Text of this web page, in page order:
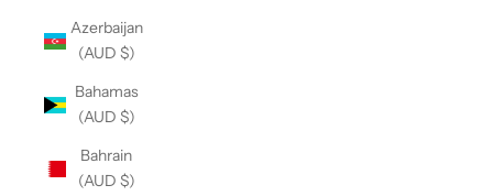
Azerbaijan
(AUD $)
Bahamas
(AUD $)
Bahrain
(AUD $)